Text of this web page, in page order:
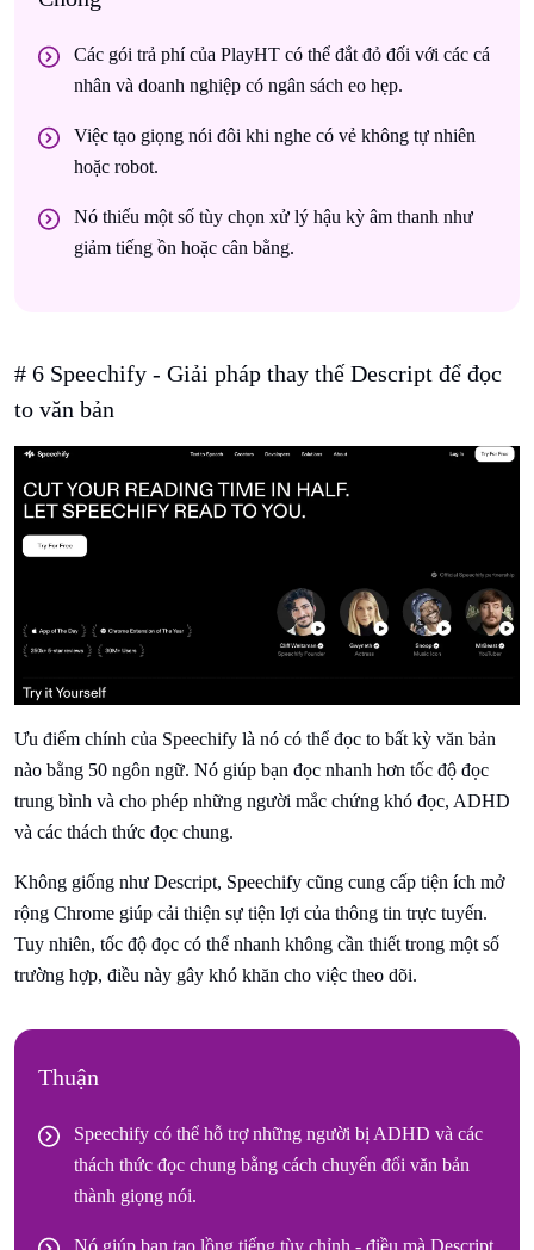
Các gói trả phí của PlayHT có thể đắt đỏ đối với các cá
nhân và doanh nghiệp có ngân sách eo hẹp.
Việc tạo giọng nói đôi khi nghe có vẻ không tự nhiên
hoặc robot.
Nó thiếu một số tùy chọn xử lý hậu kỳ âm thanh như
giảm tiếng ồn hoặc cân bằng.
# 6 Speechify - Giải pháp thay thế Descript để đọc
to văn bản
Ưu điểm chính của Speechify là nó có thể đọc to bất kỳ văn bản
nào bằng 50 ngôn ngữ. Nó giúp bạn đọc nhanh hơn tốc độ đọc
trung bình và cho phép những người mắc chứng khó đọc, ADHD
và các thách thức đọc chung.
Không giống như Descript, Speechify cũng cung cấp tiện ích mở
rộng Chrome giúp cải thiện sự tiện lợi của thông tin trực tuyến.
Tuy nhiên, tốc độ đọc có thể nhanh không cần thiết trong một số
trường hợp, điều này gây khó khăn cho việc theo dõi.
Thuận
Speechify có thể hỗ trợ những người bị ADHD và các
thách thức đọc chung bằng cách chuyển đổi văn bản
thành giọng nói.